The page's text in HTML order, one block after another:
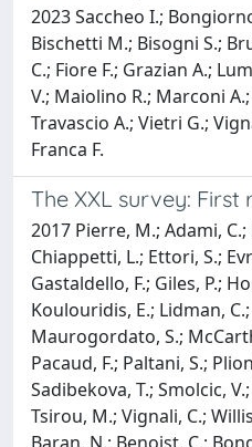
2023 Saccheo I.;
Bischetti M.; Bisogni S.;
C.; Fiore F.; Grazian A.;
V.; Maiolino R.; Marconi A.;
Travascio A.; Vietri G.;
Franca F.
The XXL survey:
2017 Pierre, M.; Adami,
Chiappetti, L.; Ettori, S.;
Gastaldello, F.; Giles, P.;
Koulouridis, E.; Lidman,
Maurogordato, S.;
Pacaud, F.; Paltani, S.;
Sadibekova, T.; Smolcic,
Tsirou, M.; Vignali, C.;